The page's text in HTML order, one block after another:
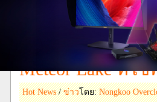
เผยซีพียู Intel
ประสิทธิภาพแบ
Meteor Lake ที่ใ
Hot News/ข่าวโดย:Nongkoo